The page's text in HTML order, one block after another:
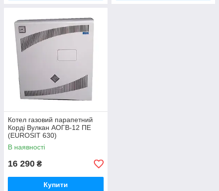
Котел газовий парапетний
Корді Вулкан АОГВ-12 ПЕ
(EUROSIT 630)
В наявності
16 290 ₴
Купити